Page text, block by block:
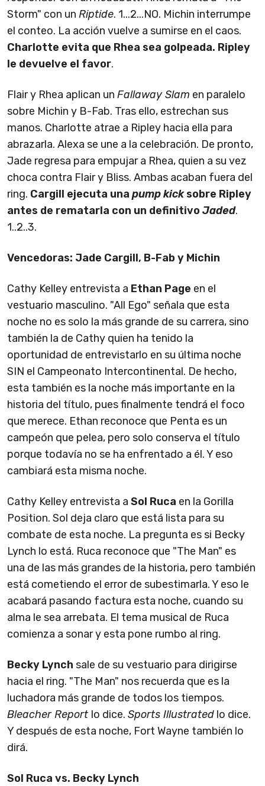
Storm" con un Riptide. 1...2...NO. Michin interrumpe
el conteo. La acción vuelve a sumirse en el caos.
Charlotte evita que Rhea sea golpeada. Ripley
le devuelve el favor.
Flair y Rhea aplican un Fallaway Slam en paralelo
sobre Michin y B-Fab. Tras ello, estrechan sus
manos. Charlotte atrae a Ripley hacia ella para
abrazarla. Alexa se une a la celebración. De pronto,
Jade regresa para empujar a Rhea, quien a su vez
choca contra Flair y Bliss. Ambas acaban fuera del
ring. Cargill ejecuta una pump kicksobre Ripley
antes de rematarla con un definitivo Jaded.
1..2..3.
Vencedoras: Jade Cargill, B-Fab y Michin
Cathy Kelley entrevista a Ethan Page en el
vestuario masculino. "All Ego" señala que esta
noche no es solo la más grande de su carrera, sino
también la de Cathy quien ha tenido la
oportunidad de entrevistarlo en su última noche
SIN el Campeonato Intercontinental. De hecho,
esta también es la noche más importante en la
historia del título, pues finalmente tendrá el foco
que merece. Ethan reconoce que Penta es un
campeón que pelea, pero solo conserva el título
porque todavía no se ha enfrentado a él. Y eso
cambiará esta misma noche.
Cathy Kelley entrevista a Sol Ruca en la Gorilla
Position. Sol deja claro que está lista para su
combate de esta noche. La pregunta es si Becky
Lynch lo está. Ruca reconoce que "The Man" es
una de las más grandes de la historia, pero también
está cometiendo el error de subestimarla. Y eso le
acabará pasando factura esta noche, cuando su
alma le sea arrebata. El tema musical de Ruca
comienza a sonar y esta pone rumbo al ring.
Becky Lynch sale de su vestuario para dirigirse
hacia el ring. "The Man" nos recuerda que es la
luchadora más grande de todos los tiempos.
Bleacher Report lo dice. Sports Illustrated lo dice.
Y después de esta noche, Fort Wayne también lo
dirá.
Sol Ruca vs. Becky Lynch